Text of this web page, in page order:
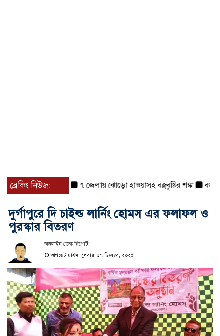
ব্রেকিং নিউজ: ৭ জেলায় ঝোড়ো হাওয়াসহ বজ্রবৃষ্টির শঙ্কা বগুড়া ও
দুর্গাপুরে দি চাইল্ড লার্নিং হোমস এর ফলাফল ও
পুরস্কার বিতরণ
অনলাইন ডেস্ক রিপোর্ট
আপডেট টাইম: বুধবার, ১৭ ডিসেম্বর, ২০২৫